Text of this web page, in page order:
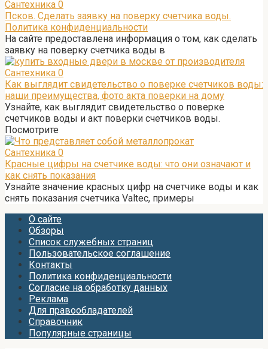
Сантехника 0
Псков. Сделать заявку на поверку счетчика воды.
Политика конфиденциальности
На сайте предоставлена информация о том, как сделать
заявку на поверку счетчика воды в
Сантехника 0
Как выглядит свидетельство о поверке счетчиков воды:
наши преимущества, фото акта поверки на дому
Узнайте, как выглядит свидетельство о поверке
счетчиков воды и акт поверки счетчиков воды.
Посмотрите
Сантехника 0
Красные цифры на счетчике воды: что они означают и
как снять показания
Узнайте значение красных цифр на счетчике воды и как
снять показания счетчика Valtec, примеры
О сайте
Обзоры
Список служебных страниц
Пользовательское соглашение
Контакты
Политика конфиденциальности
Согласие на обработку данных
Реклама
Для правообладателей
Справочник
Популярные страницы